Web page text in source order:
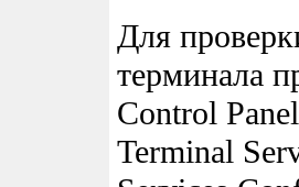
Для
терминала
Control
Terminal